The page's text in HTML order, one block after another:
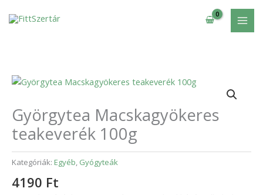
Györgytea Macskagyökeres
teakeverék 100g
Kategóriák: Egyéb, Gyógyteák
4190 Ft
Györgytea
teakeverék
100g
mennyiség
100g
mennyiség